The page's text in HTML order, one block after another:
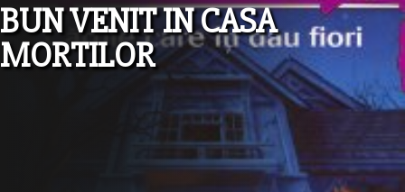
BUN VENIT IN CASA
MORTILOR